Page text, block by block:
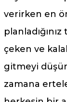
verirken en
çeken ve
gitmeyi
zamana